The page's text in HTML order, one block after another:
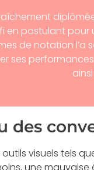
en postulant pour
de notation l’a
ses
des
outils visuels tels